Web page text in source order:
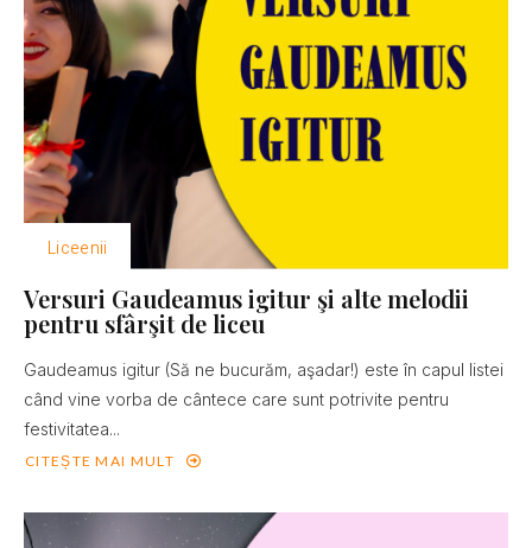
Liceenii
Versuri Gaudeamus igitur şi alte melodii
pentru sfârşit de liceu
Gaudeamus igitur (Să ne bucurăm, aşadar!) este în capul listei
când vine vorba de cântece care sunt potrivite pentru
festivitatea...
CITEȘTE MAI MULT